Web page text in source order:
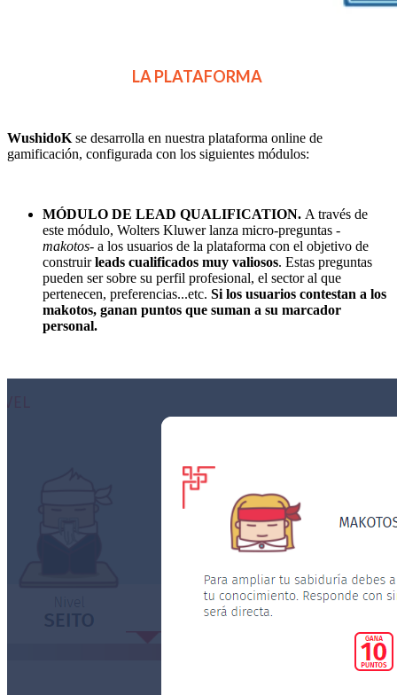
LA PLATAFORMA
WushidoK se desarrolla en nuestra plataforma online de
gamificación, configurada con los siguientes módulos:
MÓDULO DE LEAD QUALIFICATION. A través de
este módulo, Wolters Kluwer lanza micro-preguntas -
makotos- a los usuarios de la plataforma con el objetivo de
construirleads cualificados muy valiosos. Estas preguntas
pueden ser sobre su perfil profesional, el sector al que
pertenecen, preferencias...etc. Si los usuarios contestan a los
makotos, ganan puntos que suman a su marcador
personal.